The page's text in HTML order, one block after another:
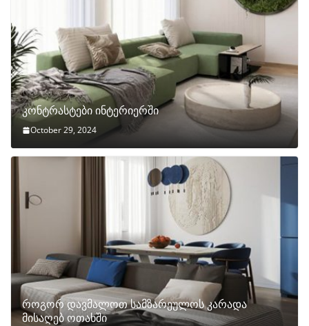
კონტრასტები ინტერიერში
October 29, 2024
როგორ დავმალოთ სამზარეულოს კარადა
მისაღებ ოთახში